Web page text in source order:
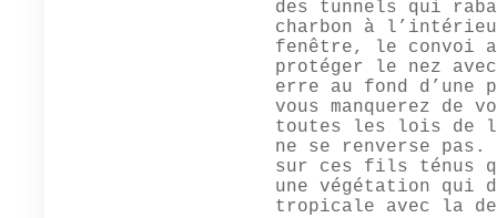
des tunnels qui
charbon à
fenêtre, le convoi
protéger le nez
erre au fond d’une
vous manquerez de
toutes les lois de
ne se renverse pas.
sur ces fils ténus
une végétation qui
tropicale avec la